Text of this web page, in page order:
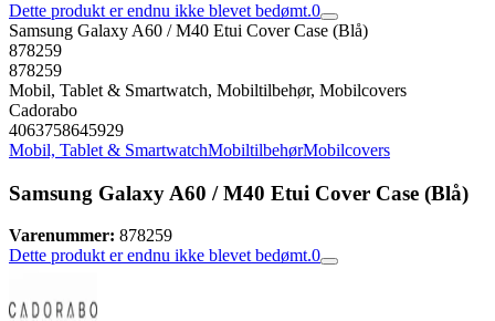
Dette produkt er endnu ikke blevet bedømt.0
Samsung Galaxy A60 / M40 Etui Cover Case (Blå)
878259
878259
Mobil, Tablet & Smartwatch, Mobiltilbehør, Mobilcovers
Cadorabo
4063758645929
Mobil, Tablet & SmartwatchMobiltilbehørMobilcovers
Samsung Galaxy A60 / M40 Etui Cover Case (Blå)
Varenummer: 878259
Dette produkt er endnu ikke blevet bedømt.0